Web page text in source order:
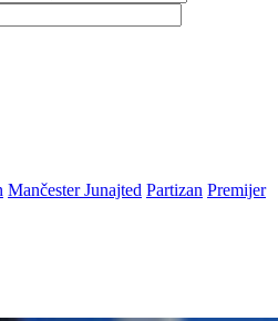
Mančester Junajted Partizan Premijer